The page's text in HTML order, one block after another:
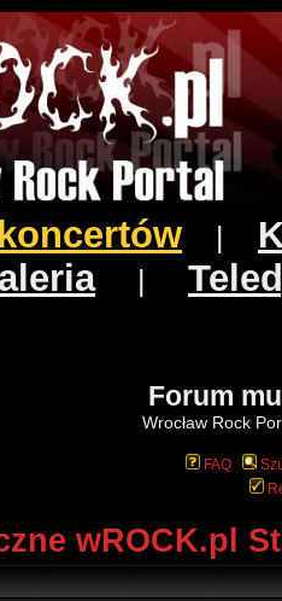
|
Forum
Wrocław Rock
FAQ
wROCK.pl